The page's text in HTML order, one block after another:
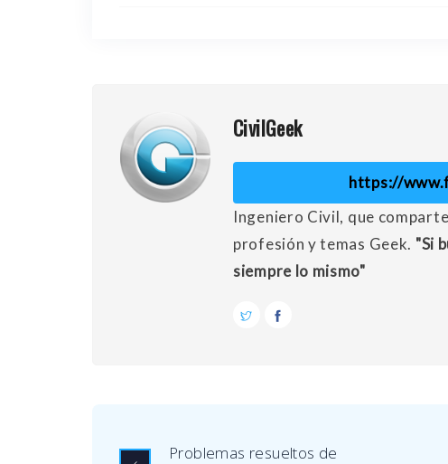
CivilGeek
https://
Ingeniero Civil, que
profesión y temas Geek. "Si
siempre lo mismo"
Problemas resueltos de